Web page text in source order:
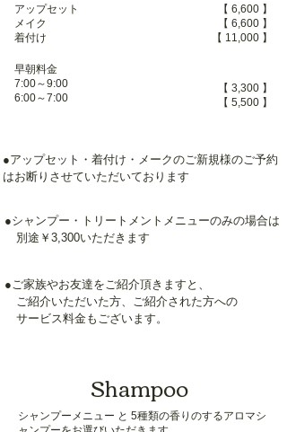
アップセット
メイク
着付け
早朝料金
7:00～9:00
6:00～7:00
【 6,600 】
【 6,600 】
【 11,000 】
【 3,300 】
【 5,500 】
●アップセット・着付け・メークのご新規様のご予約
はお断りさせていただいております
●シャンプー・トリートメントメニューのみの場合は
別途￥3,300いただきます
●ご家族やお友達をご紹介頂きますと、
ご紹介いただいた方、ご紹介された方への
サービス料金もございます。
Shampoo
シャンプーメニュー と 5種類の香りのするアロマシ